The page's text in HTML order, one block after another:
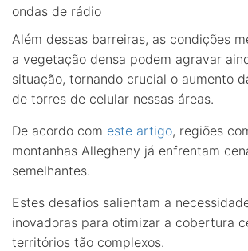
ondas de rádio
Além dessas barreiras, as condições
a vegetação densa podem agravar
situação, tornando crucial o aumento
de torres de celular nessas áreas.
De acordo com este artigo, regiões
montanhas Allegheny já enfrentam
semelhantes.
Estes desafios salientam a
inovadoras para otimizar a cobertura
territórios tão complexos.